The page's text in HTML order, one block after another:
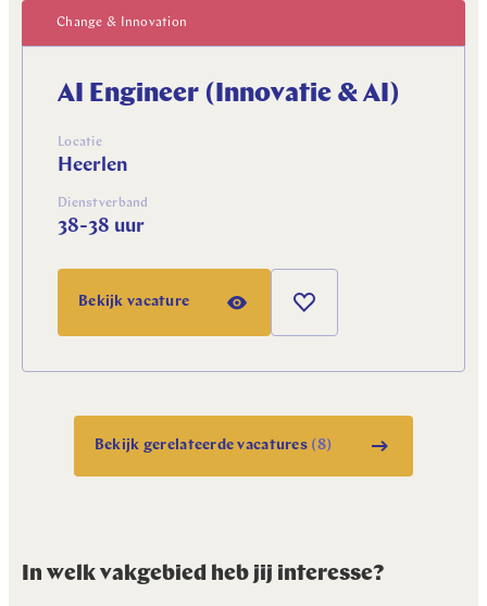
Change & Innovation
AI Engineer (Innovatie & AI)
Locatie
Heerlen
Dienstverband
38-38 uur
Bekijk vacature
Bekijk gerelateerde vacatures (8)
In welk vakgebied heb jij interesse?